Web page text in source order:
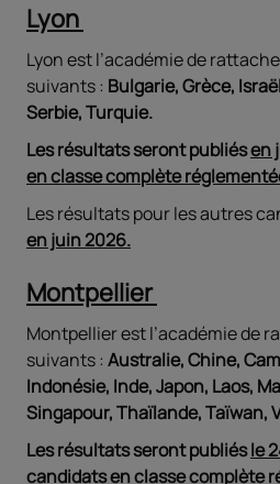
Lyon
Lyon est l’académie de
suivants : Bulgarie, Grèce,
Serbie, Turquie.
Les résultats seront publiésen
en classe complète
Les résultats pour les autres
en juin 2026.
Montpellier
Montpellier est l’académie de
suivants : Australie, Chine,
Indonésie, Inde, Japon, Laos,
Singapour, Thaïlande, Taïwan,
Les résultats seront publiésle
candidats en classe complète